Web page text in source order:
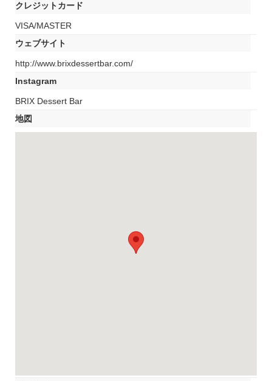
クレジットカード
VISA/MASTER
ウェブサイト
http://www.brixdessertbar.com/
Instagram
BRIX Dessert Bar
地図